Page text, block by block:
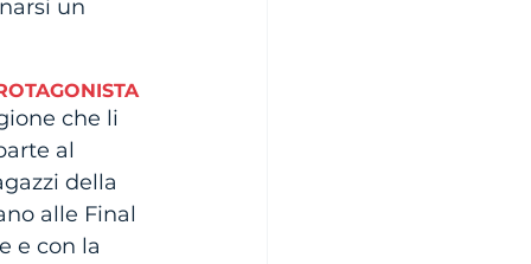
un
che li
al
della
alle Final
e con la